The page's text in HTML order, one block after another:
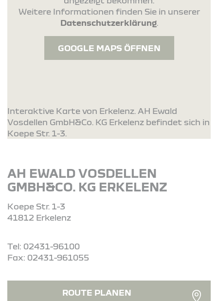
Weitere Informationen finden Sie in unserer
Datenschutzerklärung.
GOOGLE MAPS ÖFFNEN
Interaktive Karte von Erkelenz. AH Ewald
Vosdellen GmbH&Co. KG Erkelenz befindet sich in
Koepe Str. 1-3.
AH EWALD VOSDELLEN
GMBH&CO. KG ERKELENZ
Koepe Str. 1-3
41812 Erkelenz
Tel: 02431-96100
Fax: 02431-961055
ROUTE PLANEN